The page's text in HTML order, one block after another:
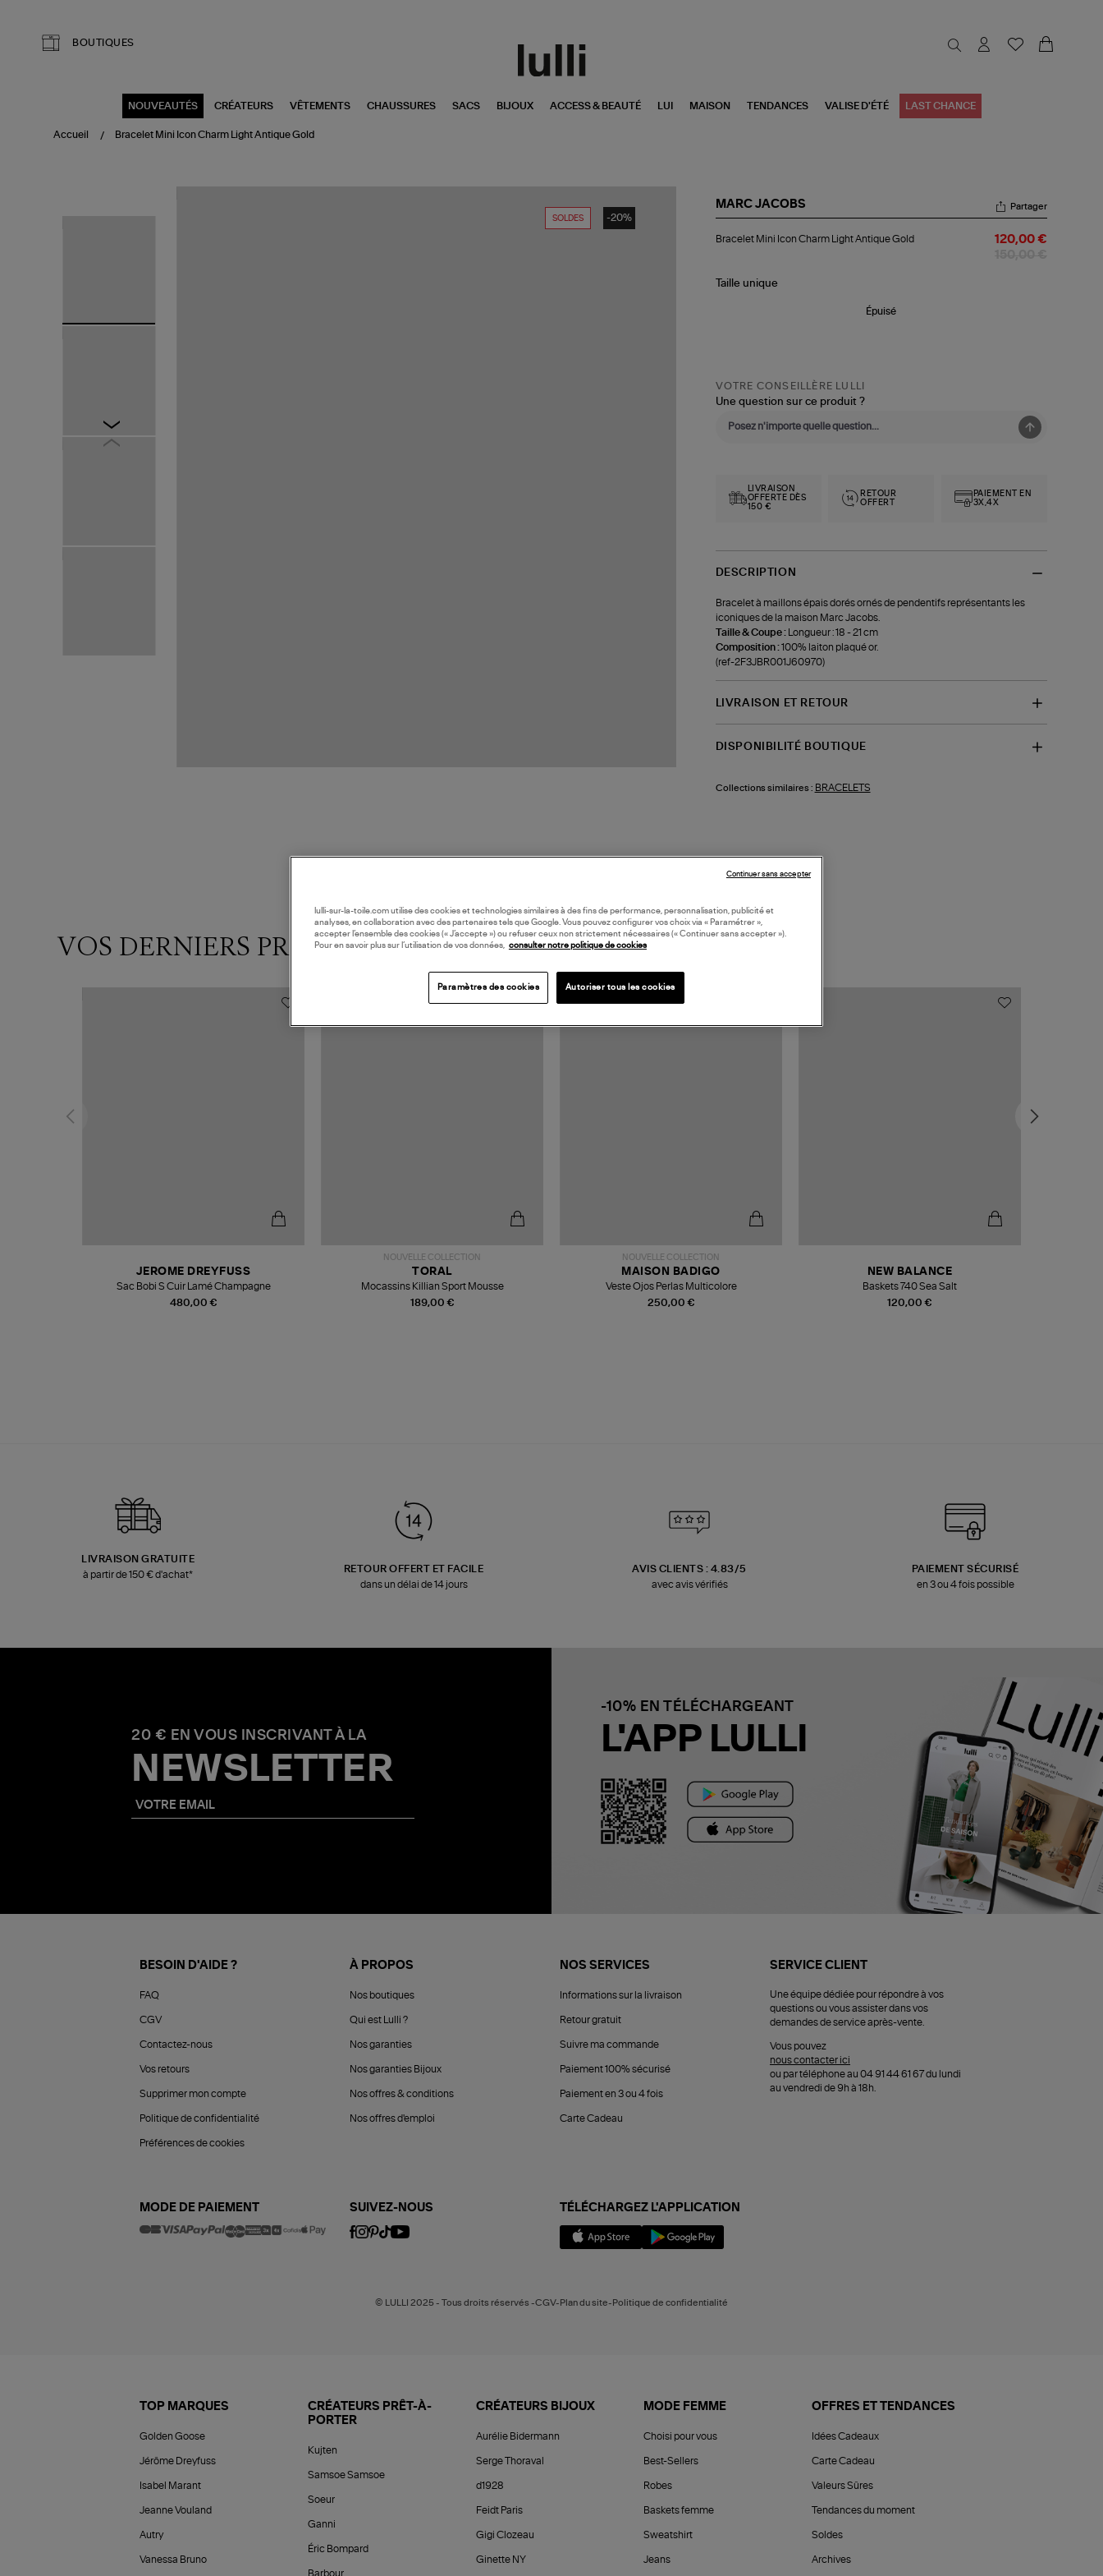
BOUTIQUES
NOUVEAUTÉS CRÉATEURS VÊTEMENTS CHAUSSURES SACS BIJOUX ACCESS & BEAUTÉ LUI MAISON TENDANCES VALISE D'ÉTÉ LAST CHANCE
Accueil Bracelet Mini Icon Charm Light Antique Gold
SOLDES -20%
MARC JACOBS
Mini
Light
Partager
Bracelet Mini Icon Charm Light Antique Gold 120,00 €
Taille unique
Épuisé
VOTRE CONSEILLÈRE LULLI
Une question sur ce produit ?
LIVRAISON
OFFERTE DÈS
150 €
RETOUR
OFFERT
PAIEMENT EN
3X,4X
DESCRIPTION
Bracelet à maillons épais dorés ornés de pendentifs représentants les
iconiques de la maison Marc Jacobs.
Taille & Coupe :
Longueur : 18 - 21 cm
Composition :100% laiton plaqué or.
(ref-2F3JBR001J60970)
LIVRAISON ET RETOUR
DISPONIBILITÉ BOUTIQUE
Collections similaires : BRACELETS
VOS DERNIERS PRODUITS VUS
480,00 €
JEROME DREYFUSS
Sac Bobi S Cuir Lamé Champagne
NOUVELLE COLLECTION
189,00 €
TORAL
Mocassins Killian Sport Mousse
NOUVELLE COLLECTION
250,00 €
MAISON BADIGO
Veste Ojos Perlas Multicolore
120,00 €
NEW BALANCE
Baskets 740 Sea Salt
LIVRAISON GRATUITE
à partir de 150 € d'achat*
RETOUR OFFERT ET FACILE
dans un délai de 14 jours
AVIS CLIENTS : 4.83/5
avec avis vérifiés
PAIEMENT SÉCURISÉ
en 3 ou 4 fois possible
20 € EN VOUS INSCRIVANT À LA
NEWSLETTER
-10% EN TÉLÉCHARGEANT
L'APP LULLI
BESOIN D'AIDE ?
FAQ
CGV
Contactez-nous
Vos retours
Supprimer mon compte
Politique de confidentialité
Préférences de cookies
À PROPOS
Nos boutiques
Qui est Lulli ?
Nos garanties
Nos garanties Bijoux
Nos offres & conditions
Nos offres d'emploi
NOS SERVICES
Informations sur la livraison
Retour gratuit
Suivre ma commande
Paiement 100% sécurisé
Paiement en 3 ou 4 fois
Carte Cadeau
SERVICE CLIENT
Une équipe dédiée pour répondre à vos
questions ou vous assister dans vos
demandes de service après-vente.
Vous pouvez
nous contacter ici
ou par téléphone au 04 91 44 61 67 du lundi
au vendredi de 9h à 18h.
MODE DE PAIEMENT SUIVEZ-NOUS TÉLÉCHARGEZ L'APPLICATION
© LULLI 2025 - Tous droits réservés -CGV-Plan du site-Politique de confidentialité
TOP MARQUES
Golden Goose
Jérôme Dreyfuss
Isabel Marant
Jeanne Vouland
Autry
Vanessa Bruno
CRÉATEURS PRÊT-À-
PORTER
Kujten
Samsoe Samsoe
Soeur
Ganni
Éric Bompard
Barbour
CRÉATEURS BIJOUX
Aurélie Bidermann
Serge Thoraval
d1928
Feidt Paris
Gigi Clozeau
Ginette NY
MODE FEMME
Choisi pour vous
Best-Sellers
Robes
Baskets femme
Sweatshirt
Jeans
OFFRES ET TENDANCES
Idées Cadeaux
Carte Cadeau
Valeurs Sûres
Tendances du moment
Soldes
Archives
lulli-sur-la-toile.com utilise des cookies et technologies similaires à des fins de performance, personnalisation, publicité et
analyses, en collaboration avec des partenaires tels que Google. Vous pouvez configurer vos choix via « Paramétrer »,
accepter l’ensemble des cookies (« J’accepte ») ou refuser ceux non strictement nécessaires (« Continuer sans accepter »).
Pour en savoir plus sur l’utilisation de vos données,
consulter notre politique de cookies
Paramètres des cookies Autoriser tous les cookies
Continuer sans accepter